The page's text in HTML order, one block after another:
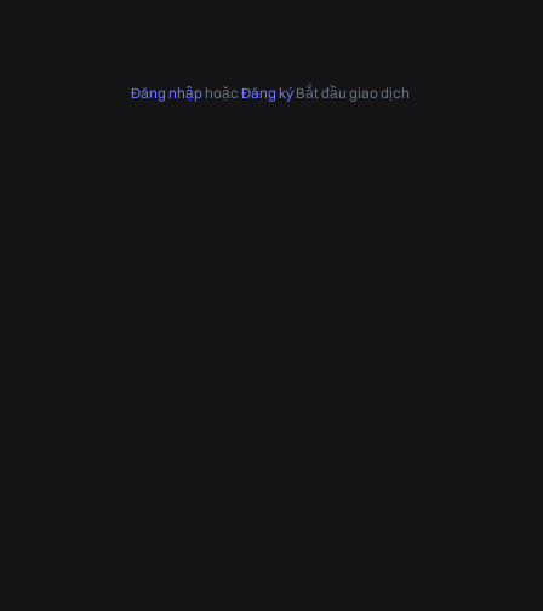
Đăng nhập hoặc Đăng ký Bắt đầu giao dịch